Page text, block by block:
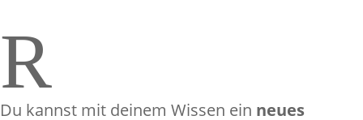
R
Du kannst mit deinem Wissen ein neues